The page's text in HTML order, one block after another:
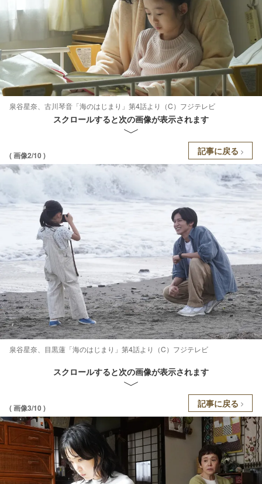
泉谷星奈、古川琴音「海のはじまり」第4話より（C）フジテレビ
スクロールすると次の画像が表示されます
( 画像2/10 ) 記事に戻る
泉谷星奈、目黒蓮「海のはじまり」第4話より（C）フジテレビ
スクロールすると次の画像が表示されます
( 画像3/10 ) 記事に戻る